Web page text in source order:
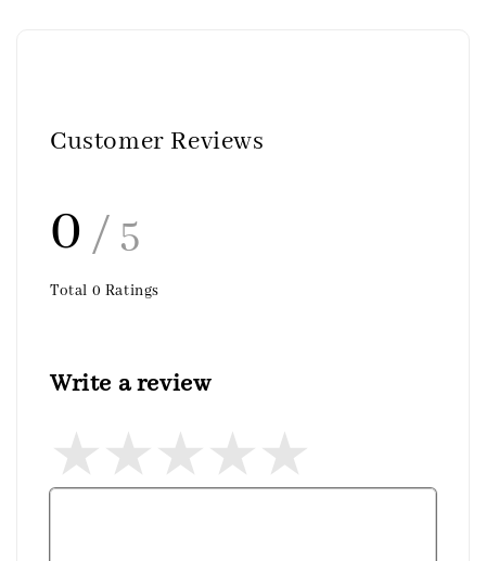
Customer Reviews
0 / 5
Total 0 Ratings
Write a review